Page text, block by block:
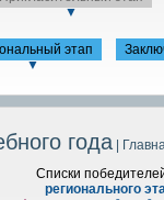
▼
этап
▼
года |
Списки
регионального